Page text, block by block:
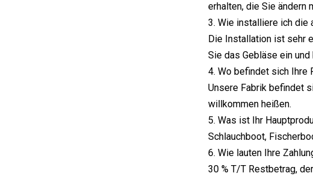
erhalten, die Sie ändern
3. Wie installiere ich die
Die Installation ist sehr
Sie das Gebläse ein
4. Wo befindet sich Ihre
Unsere Fabrik befindet
willkommen heißen.
5. Was ist Ihr
Schlauchboot,
6. Wie lauten Ihre
30 % T/T Restbetrag,